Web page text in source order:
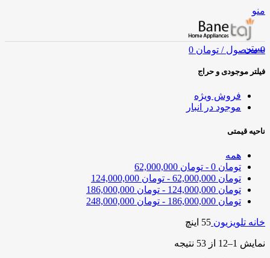
منو
0 محصول / تومان بستن
فیلتر موجودی و حراج
فروش ویژه
موجود در انبار
ناحیه قیمتی
همه
تومان
- تومان
تومان
- تومان
تومان
- تومان
تومان
- تومان
خانه تلویزیون 55 اینچ
نمایش 1–12 از 53 نتیجه